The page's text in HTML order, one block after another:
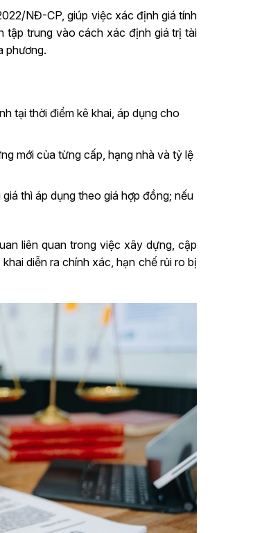
NĐ-CP, giúp việc xác định giá tính
tập trung vào cách xác định giá trị tài
phương.
tại thời điểm kê khai, áp dụng cho
mới của từng cấp, hạng nhà và tỷ lệ
thì áp dụng theo giá hợp đồng; nếu
liên quan trong việc xây dựng, cập
diễn ra chính xác, hạn chế rủi ro bị